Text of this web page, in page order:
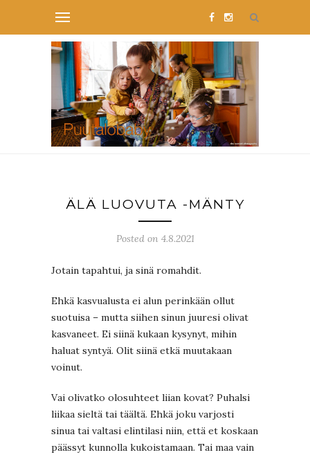
ÄLÄ LUOVUTA -MÄNTY
Posted on 4.8.2021
Jotain tapahtui, ja sinä romahdit.
Ehkä kasvualusta ei alun perinkään ollut
suotuisa – mutta siihen sinun juuresi olivat
kasvaneet. Ei siinä kukaan kysynyt, mihin
haluat syntyä. Olit siinä etkä muutakaan
voinut.
Vai olivatko olosuhteet liian kovat? Puhalsi
liikaa sieltä tai täältä. Ehkä joku varjosti
sinua tai valtasi elintilasi niin, että et koskaan
päässyt kunnolla kukoistamaan. Tai maa vain